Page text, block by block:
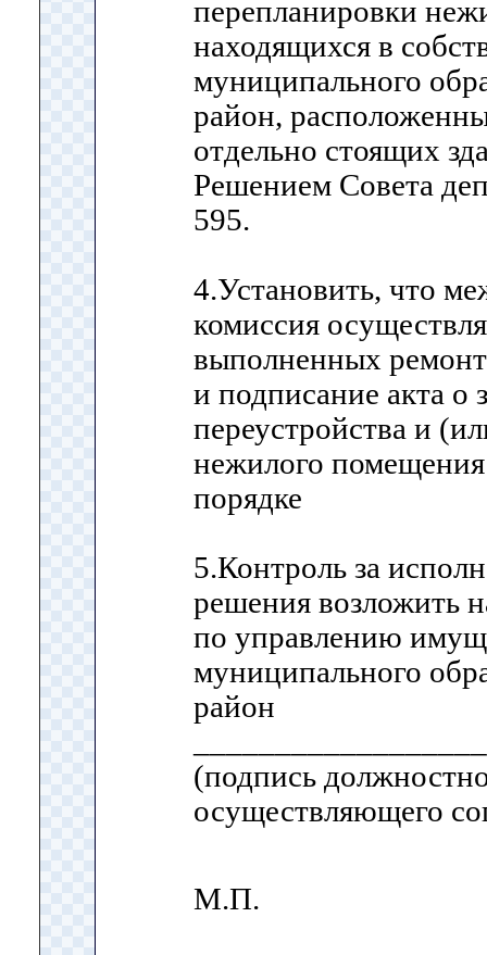
перепланировки
находящихся в
муниципального
район,
отдельно стоящих
Решением Совета
595.
4.Установить, что
комиссия
выполненных
и подписание акта о
переустройства и
нежилого
порядке
5.Контроль за
решения возложить
по управлению
муниципального
район
(подпись
осуществляющего
М.П.